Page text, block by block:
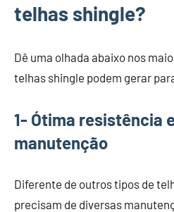
telhas shingle?
Dê uma olhada abaixo nos
telhas shingle podem gerar
1- Ótima resistência
manutenção
Diferente de outros tipos de
precisam de diversas